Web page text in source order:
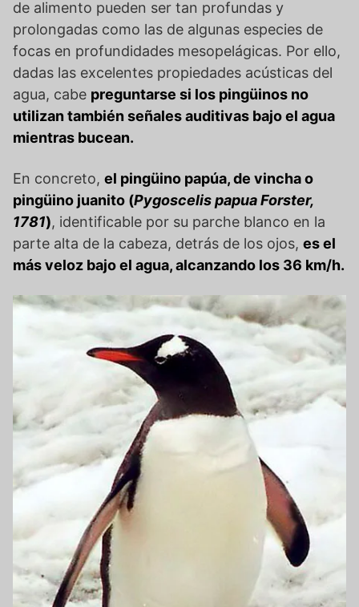
de alimento pueden ser tan profundas y
prolongadas como las de algunas especies de
focas en profundidades mesopelágicas. Por ello,
dadas las excelentes propiedades acústicas del
agua, cabe preguntarse si los pingüinos no
utilizan también señales auditivas bajo el agua
mientras bucean.
En concreto, el pingüino papúa, de vincha o
pingüino juanito (Pygoscelis papua Forster,
1781), identificable por su parche blanco en la
parte alta de la cabeza, detrás de los ojos, es el
más veloz bajo el agua,alcanzando los 36 km/h.